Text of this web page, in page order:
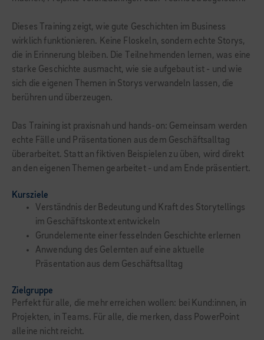
Dieses Training zeigt, wie gute Geschichten im Business
wirklich funktionieren. Keine Floskeln, sondern echte Storys,
die in Erinnerung bleiben. Die Teilnehmenden lernen, was eine
starke Geschichte ausmacht, wie sie aufgebaut ist - und wie
sich die eigenen Themen in Storys verwandeln lassen, die
berühren und überzeugen.
Das Training ist praxisnah und hands-on: Gemeinsam werden
echte Fälle und Präsentationen aus dem Geschäftsalltag
überarbeitet. Statt an fiktiven Beispielen zu üben, wird direkt
an den eigenen Themen gearbeitet - und am Ende präsentiert.
Kursziele
Verständnis der Bedeutung und Kraft des Storytellings
im Geschäftskontext entwickeln
Grundelemente einer fesselnden Geschichte erlernen
Anwendung des Gelernten auf eine aktuelle
Präsentation aus dem Geschäftsalltag
Zielgruppe
Perfekt für alle, die mehr erreichen wollen: bei Kund:innen, in
Projekten, in Teams. Für alle, die merken, dass PowerPoint
alleine nicht reicht.